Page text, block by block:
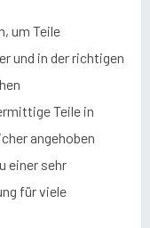
um Teile
und in der richtigen
Teile in
angehoben
einer sehr
für viele